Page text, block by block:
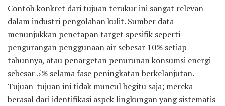
Contoh konkret dari tujuan terukur ini sangat relevan
dalam industri pengolahan kulit. Sumber data
menunjukkan penetapan target spesifik seperti
pengurangan penggunaan air sebesar 10% setiap
tahunnya, atau penargetan penurunan konsumsi energi
sebesar 5% selama fase peningkatan berkelanjutan.
Tujuan-tujuan ini tidak muncul begitu saja; mereka
berasal dari identifikasi aspek lingkungan yang sistematis